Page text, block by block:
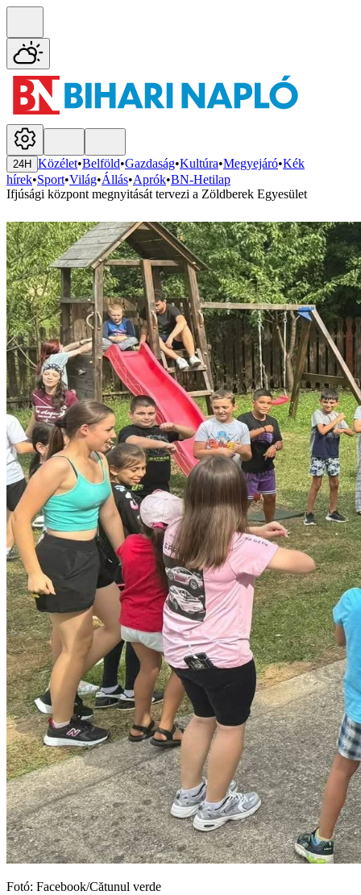
24H Közélet•Belföld•Gazdaság•Kultúra•Megyejáró•Kék
hírek•Sport•Világ•Állás•Aprók•BN-Hetilap
Ifjúsági központ megnyitását tervezi a Zöldberek Egyesület
Fotó: Facebook/Cătunul verde